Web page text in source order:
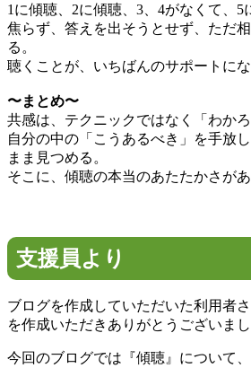
1に傾聴、2に傾聴、3、4がなくて、5
焦らず、答えを出そうとせず、ただ
る。
聴くことが、いちばんのサポートにな
〜まとめ〜
共感は、テクニックではなく「わかろ
自分の中の「こうあるべき」を手放
まま見つめる。
そこに、傾聴の本当のあたたかさがあ
支援員より
ブログを作成していただいた利用者
を作成いただきありがとうございまし
今回のブログでは『傾聴』について